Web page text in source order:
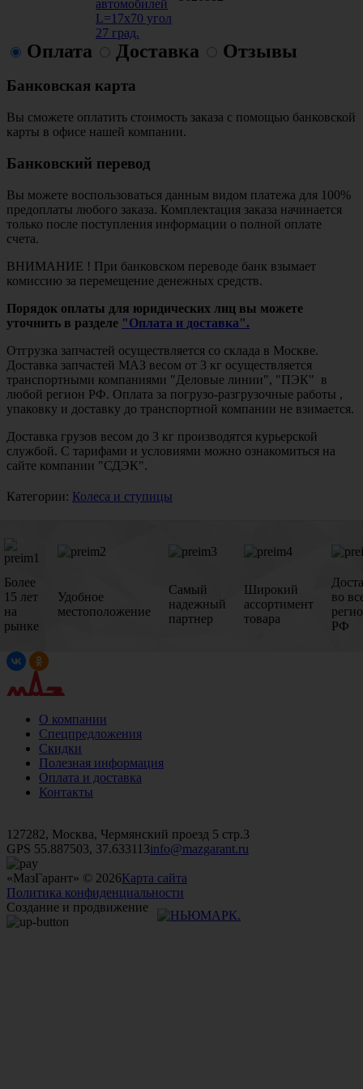
автомобилей
L=17х70 угол
27 град.
Оплата Доставка Отзывы
Банковская карта
Вы сможете оплатить стоимость заказа с помощью банковской
карты в офисе нашей компании.
Банковский перевод
Вы можете воспользоваться данным видом платежа для 100%
предоплаты любого заказа. Комплектация заказа начинается
только после поступления информации о полной оплате
счета.
ВНИМАНИЕ ! При банковском переводе банк взымает
комиссию за перемещение денежных средств.
Порядок оплаты для юридических лиц вы можете
уточнить в разделе "Оплата и доставка".
Отгрузка запчастей осуществляется со склада в Москве.
Доставка запчастей МАЗ весом от 3 кг осуществляется
транспортными компаниями "Деловые линии", "ПЭК" в
любой регион РФ. Оплата за погрузо-разгрузочные работы ,
упаковку и доставку до транспортной компании не взимается.
Доставка грузов весом до 3 кг производятся курьерской
службой. С тарифами и условиями можно ознакомиться на
сайте компании "СДЭК".
Категории: Колеса и ступицы
Более
15 лет
на
рынке
Удобное
местоположение
Самый
надежный
партнер
Широкий
ассортимент
товара
во
РФ
О компании
Спецпредложения
Скидки
Полезная информация
Оплата и доставка
Контакты
127282, Москва, Чермянский проезд 5 стр.3
GPS 55.887503, 37.633113info@mazgarant.ru
«МазГарант» © 2026Карта сайта
Политика конфиденциальности
Создание и продвижение